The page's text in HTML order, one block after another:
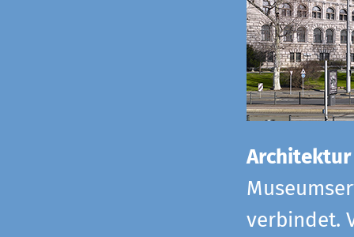
verbindet.